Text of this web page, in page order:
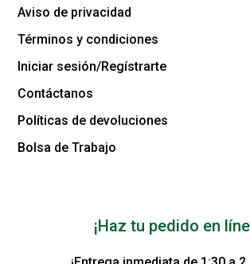
Aviso de privacidad
Términos y condiciones
Iniciar sesión/Regístrarte
Contáctanos
Políticas de devoluciones
Bolsa de Trabajo
¡Haz tu pedido en